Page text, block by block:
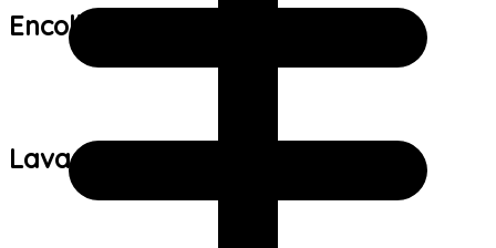
Encolhimento:
Lavagem: